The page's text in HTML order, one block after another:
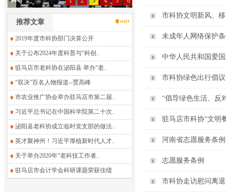
推荐文章
2019年度市科协部门决算公开
关于公布2024年度科普与“科创..
驻马店市老科协在泌阳县 举办“老..
“双决”百名人物报道--贾高峰
市农业推广协会举办驻马店市第二届..
习近平总书记在中国科学院第二十次..
泌阳县老科协成立临时党支部的做法..
英才聚神州！习近平厚植新时代人才..
关于举办2020年“老科技工作者..
驻马店市会计学会科研课题荣获佳绩
市科协文明新风、
未成年人网络保护
中华人民共和国爱
市科协绿色出行倡
“倡导绿色生活、反
驻马店市科协“文明
河南省志愿服务条例
志愿服务条例
市科协走访慰问离